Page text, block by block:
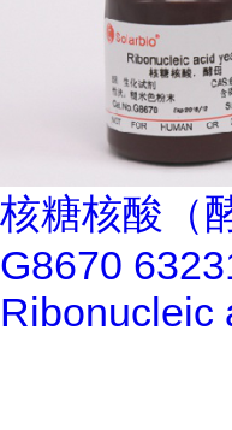
核糖核酸（
G8670
Ribonucleic